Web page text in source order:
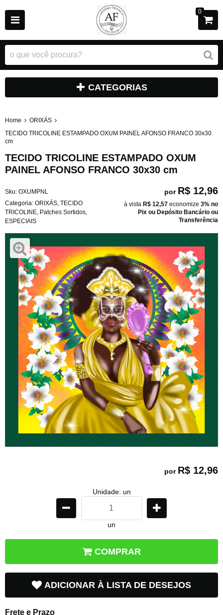
0
CATEGORIAS
Home
ORIXÁS
TECIDO TRICOLINE ESTAMPADO OXUM PAINEL AFONSO FRANCO 30x30
cm
TECIDO TRICOLINE ESTAMPADO OXUM
PAINEL AFONSO FRANCO 30x30 cm
Sku: OXUMPNL
Categoria: ORIXÁS TECIDO
TRICOLINE Patches Sortidos
ESPECIAIS
por R$ 12,96
à vista R$ 12,57 economize 3% no
Pix ou Depósito Bancário ou
Transferência
por R$ 12,96
Unidade: un
un
COMPRAR
ADICIONAR À LISTA DE DESEJOS
Frete e Prazo